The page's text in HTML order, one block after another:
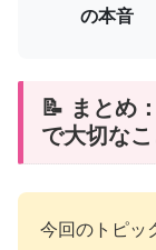
の本音
📝 まとめ
で大切なこ
今回のトピッ